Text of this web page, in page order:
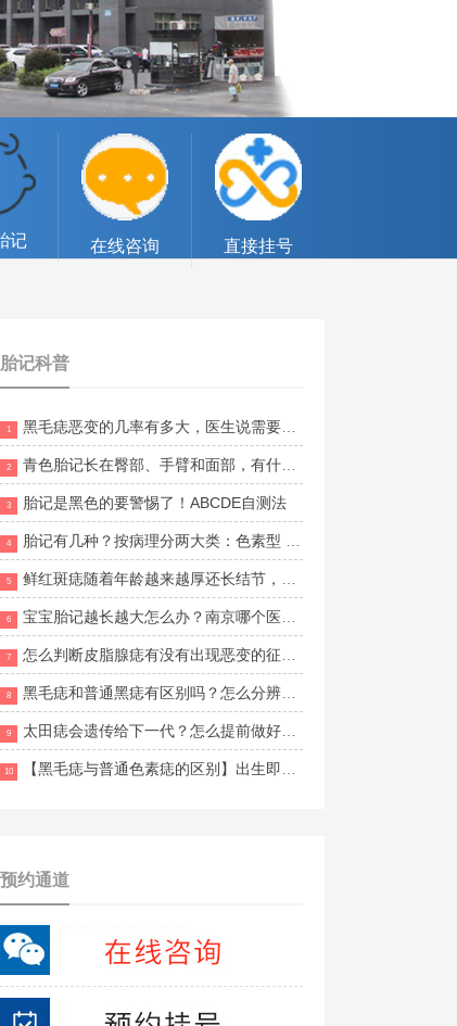
记 在线咨询 直接挂号
胎记科普
1 黑毛痣恶变的几率有多大，医生说需要切除
2 青色胎记长在臀部、手臂和面部，有什么不同意义？
3 胎记是黑色的要警惕了！ABCDE自测法
4 胎记有几种？按病理分两大类：色素型 vs 血管型
5 鲜红斑痣随着年龄越来越厚还长结节，什么方法改善更安全有效？南京胎记医院哪家口碑好？
6 宝宝胎记越长越大怎么办？南京哪个医生治疗经验比较丰富？
7 怎么判断皮脂腺痣有没有出现恶变的征兆？南京维多利亚胎记地址在哪里？
8 黑毛痣和普通黑痣有区别吗？怎么分辨两者的不同？南京哪家胎记医院比较好？
9 太田痣会遗传给下一代？怎么提前做好预防和干预？南京目前有正规胎记援助活动吗？
10 【黑毛痣与普通色素痣的区别】出生即有、面积大、多毛发
预约通道